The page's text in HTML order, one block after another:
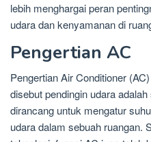
lebih menghargai peran
udara dan kenyamanan di
Pengertian AC
Pengertian Air Conditioner
disebut pendingin udara
dirancang untuk mengatur
udara dalam sebuah ruangan.